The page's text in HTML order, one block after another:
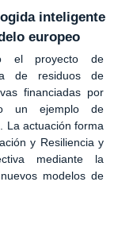
inteligente
europeo
el proyecto de
de residuos de
financiadas por
un ejemplo de
La actuación forma
y Resiliencia y
mediante la
modelos de